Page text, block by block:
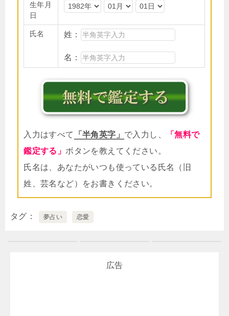
生年月
日
氏名 姓：
名：
入力はすべて 「半角英字」 で入力し、
「無料で
鑑定する」 ボタンを教えてください。
氏名は、あなたがいつも使っている氏名（旧
姓、芸名など）をお書きください。
タグ 夢占い 恋愛
広告